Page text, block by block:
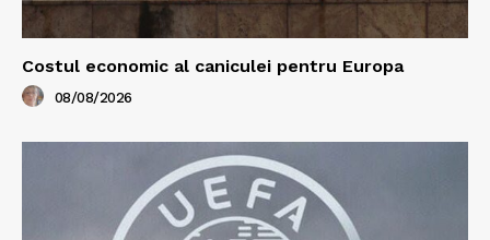
Costul economic al caniculei pentru Europa
08/08/2026